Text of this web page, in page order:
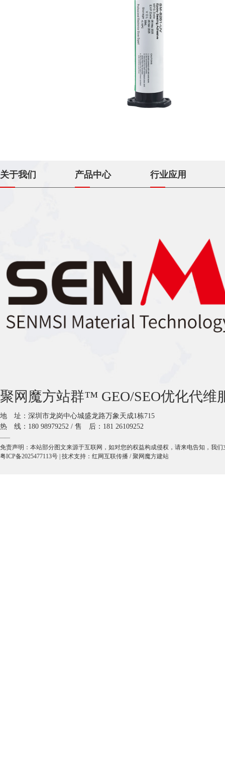
关于我们 产品中心 行业应用
聚网魔方站群™ GEO/SEO优化代维
地 址：深圳市龙岗中心城盛龙路万象天成1栋715
热 线：180 98979252 / 售 后：181 26109252
——
免责声明：本站部分图文来源于互联网，如对您的权益构成侵权，请来电告知，我们
粤ICP备2025477113号 | 技术支持： 红网互联传播 /聚网魔方建站